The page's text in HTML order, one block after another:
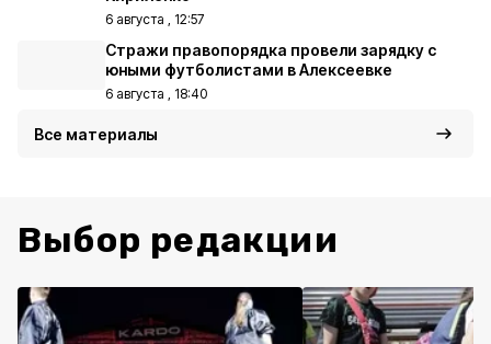
6 августа , 12:57
Стражи правопорядка провели зарядку с
юными футболистами в Алексеевке
6 августа , 18:40
Все материалы
Выбор редакции